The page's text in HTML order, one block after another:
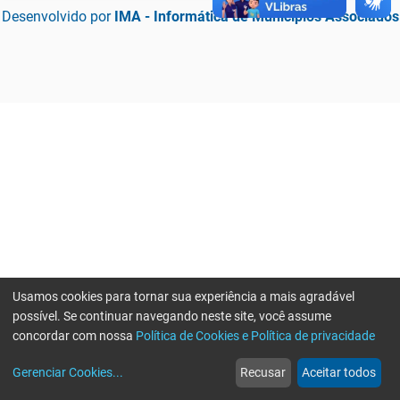
Desenvolvido por IMA - Informática de Municípios Associados
web
Notícias
more_horiz
Mais
Usamos cookies para tornar sua experiência a mais agradável
possível. Se continuar navegando neste site, você assume
concordar com nossa Política de Cookies e Política de privacidade
Gerenciar Cookies... Recusar Aceitar todos
Erro ao enviar informações, por favor tente novamente